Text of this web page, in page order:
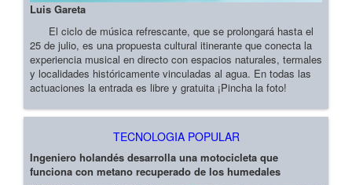
Luis Gareta
El ciclo de música refrescante, que se prolongará hasta el
25 de julio, es una propuesta cultural itinerante que conecta la
experiencia musical en directo con espacios naturales, termales
y localidades históricamente vinculadas al agua. En todas las
actuaciones la entrada es libre y gratuita ¡Pincha la foto!
TECNOLOGIA POPULAR
Ingeniero holandés desarrolla una motocicleta que
funciona con metano recuperado de los humedales